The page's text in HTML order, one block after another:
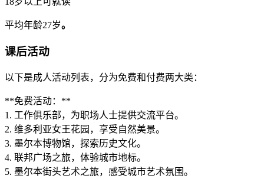
平均年龄27岁。
课后活动
以下是成人活动列表，分为免费和付费两大类：
**免费活动：**
1. 工作俱乐部，为职场人士提供交流平台。
2. 维多利亚女王花园，享受自然美景。
3. 墨尔本博物馆，探索历史文化。
4. 联邦广场之旅，体验城市地标。
5. 墨尔本街头艺术之旅，感受城市艺术氛围。